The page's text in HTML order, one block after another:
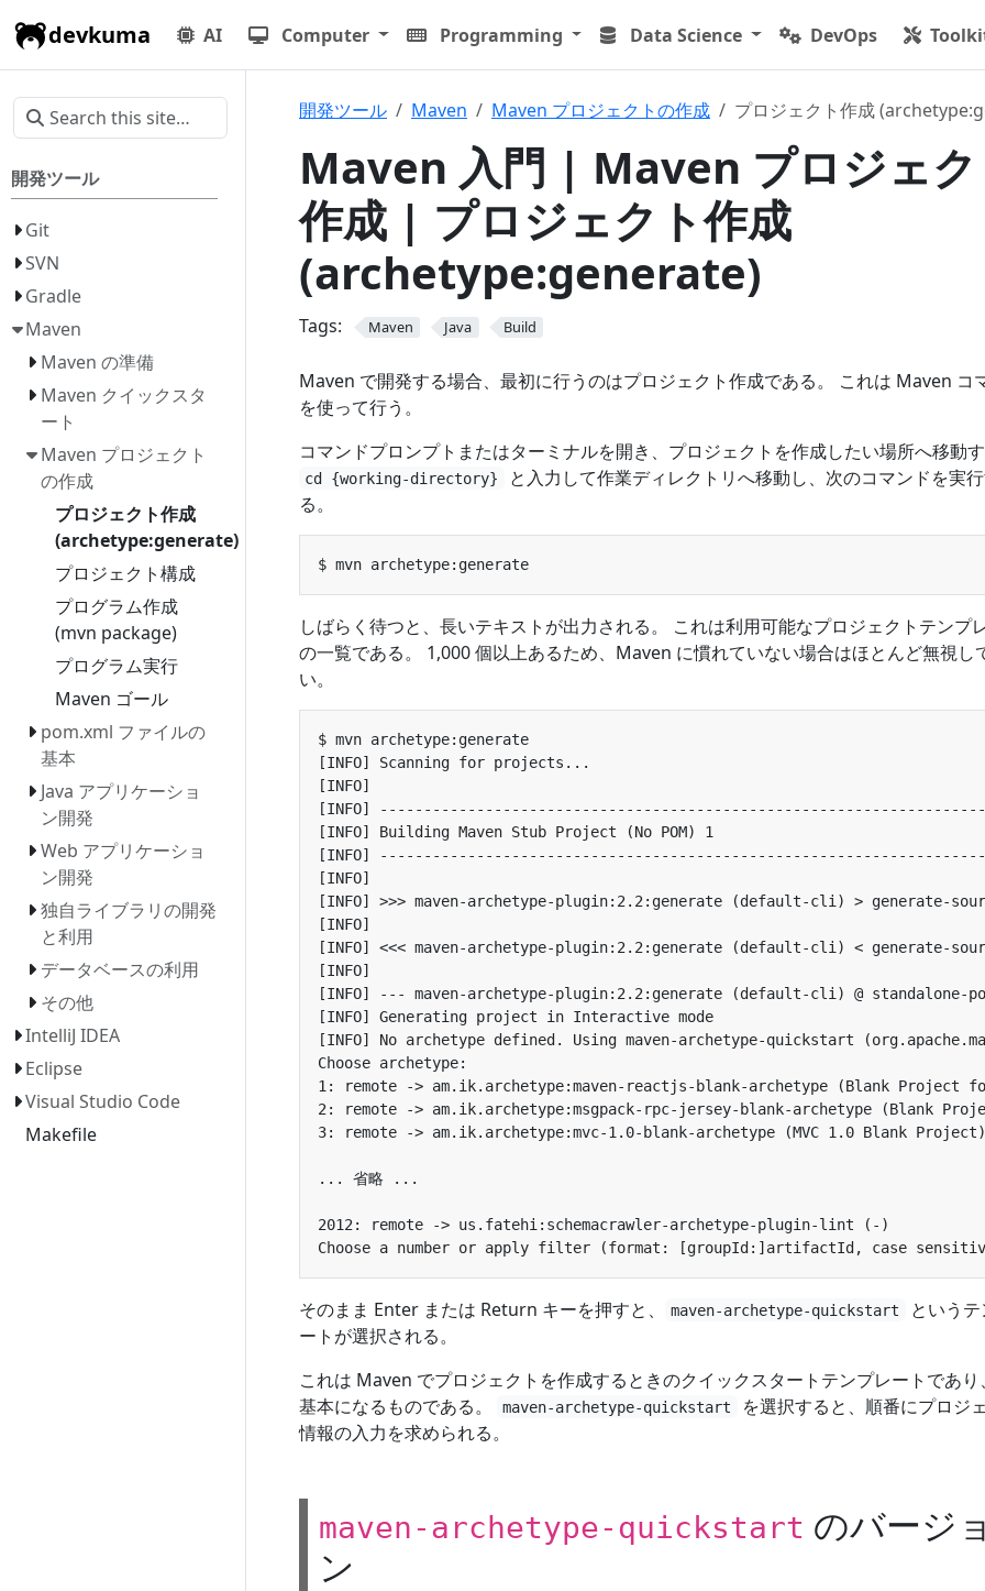
devkuma AI Computer Programming Data Science DevOps
開発ツール
Git
SVN
Gradle
Maven
Maven の準備
Maven クイックスタ
ート
Maven プロジェクト
の作成
プロジェクト作成
(archetype:generate)
プロジェクト構成
プログラム作成
(mvn package)
プログラム実行
Maven ゴール
pom.xml ファイルの
基本
Java アプリケーショ
ン開発
Web アプリケーショ
ン開発
独自ライブラリの開発
と利用
データベースの利用
その他
IntelliJ IDEA
Eclipse
Visual Studio Code
Makefile
開発ツール Maven Maven プロジェクトの作成 プロジェクト作成
Maven 入門 | Maven プロジェ
作成 | プロジェクト作成
(archetype:generate)
Tags: Maven Java Build
Maven で開発する場合、最初に行うのはプロジェクト作成である。 これは Maven コ
を使って行う。
コマンドプロンプトまたはターミナルを開き、プロジェクトを作成したい場所へ移動
cd {working-directory}
と入力して作業ディレクトリへ移動し、次のコマンドを実
る。
しばらく待つと、長いテキストが出力される。 これは利用可能なプロジェクトテンプ
の一覧である。 1,000 個以上あるため、Maven に慣れていない場合はほとんど無視し
い。
そのまま Enter または Return キーを押すと、 maven-archetype-quickstart
という
ートが選択される。
これは Maven でプロジェクトを作成するときのクイックスタートテンプレートであり
基本になるものである。
maven-archetype-quickstart
を選択すると、順番にプロジ
情報の入力を求められる。
maven-archetype-quickstart のバージ
ン